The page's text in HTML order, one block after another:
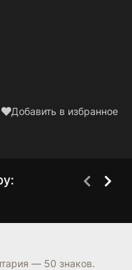
Добавить в избранное
6.8
— 50 знаков.